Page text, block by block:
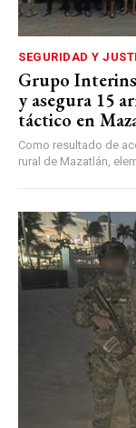
SEGURIDAD Y
Grupo
y asegura 15
táctico en
Como resultado de
rural de Mazatlán,